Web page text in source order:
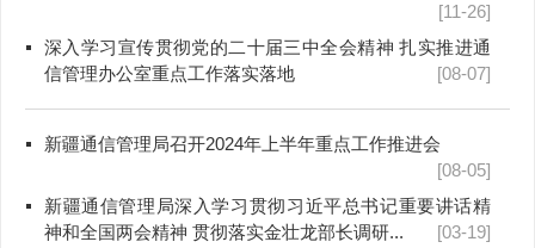
[11-26]
深入学习宣传贯彻党的二十届三中全会精神 扎实推进通
信管理办公室重点工作落实落地
[08-07]
新疆通信管理局召开2024年上半年重点工作推进会
[08-05]
新疆通信管理局深入学习贯彻习近平总书记重要讲话精
神和全国两会精神 贯彻落实金壮龙部长调研...
[03-19]